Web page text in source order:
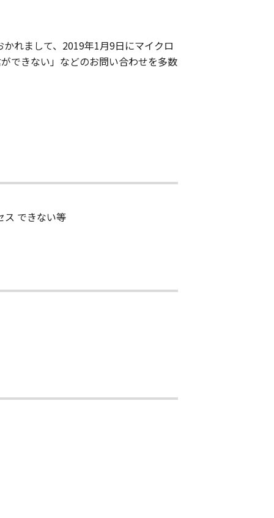
れまして、2019年1月9日にマイクロ
できない」などのお問い合わせを多数
ス できない等